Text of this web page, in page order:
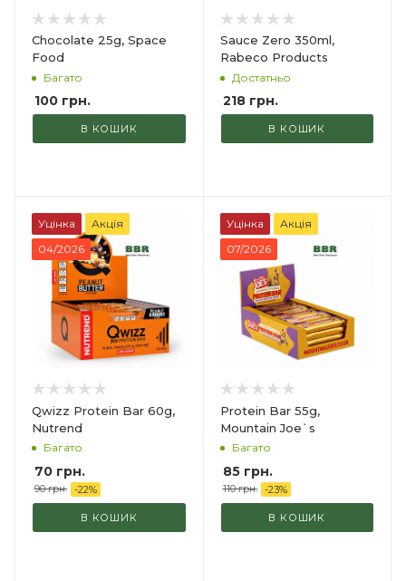
Chocolate 25g, Space
Food
Багато
100 грн.
В КОШИК
Sauce Zero 350ml,
Rabeco Products
Достатньо
218грн.
В КОШИК
Уцінка
Акція
04/2026
Qwizz Protein Bar 60g,
Nutrend
Багато
70 грн.
90грн. -22%
В КОШИК
Уцінка
Акція
07/2026
Protein Bar 55g,
Mountain Joe`s
Багато
85грн.
110грн. -23%
В КОШИК